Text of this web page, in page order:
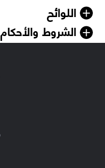
اللوائح
الشروط والأحكام